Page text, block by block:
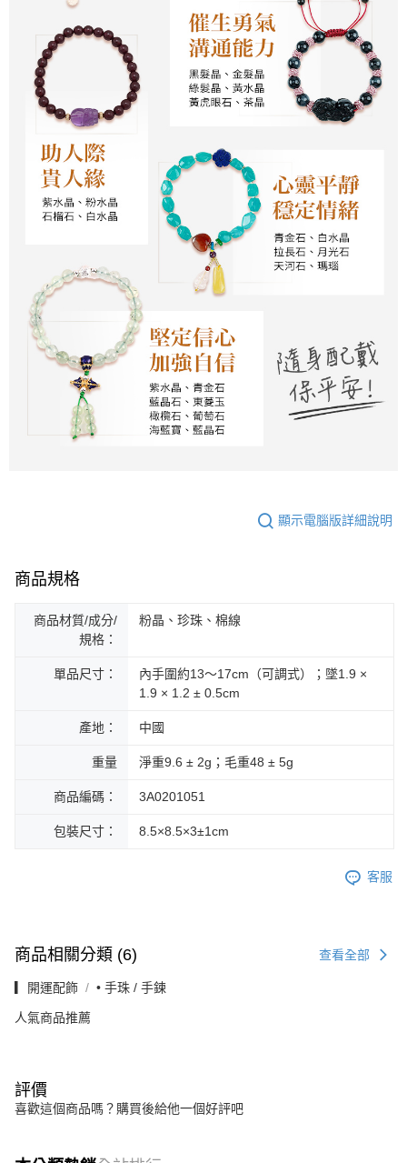
顯示電腦版詳細說明
商品規格
商品材質/成分/
規格：
粉晶、珍珠、棉線
單品尺寸：
內手圍約13～17cm（可調式）；墜1.9 ×
1.9 × 1.2 ± 0.5cm
產地： 中國
重量 淨重9.6 ± 2g；毛重48 ± 5g
商品編碼： 3A0201051
包裝尺寸： 8.5×8.5×3±1cm
客服
商品相關分類 (6) 查看全部
▎開運配飾 • 手珠 / 手鍊
人氣商品推薦
評價
喜歡這個商品嗎？購買後給他一個好評吧